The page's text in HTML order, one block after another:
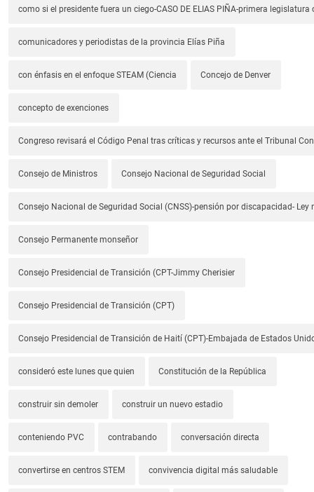
como si el presidente fuera un ciego-CASO DE ELIAS PIÑA-primera legislatura
comunicadores y periodistas de la provincia Elías Piña
con énfasis en el enfoque STEAM (Ciencia Concejo de Denver
concepto de exenciones
Congreso revisará el Código Penal tras críticas y recursos ante el Tribunal
Consejo de Ministros Consejo Nacional de Seguridad Social
Consejo Nacional de Seguridad Social (CNSS)-pensión por discapacidad- Ley
Consejo Permanente monseñor
Consejo Presidencial de Transición (CPT-Jimmy Cherisier
Consejo Presidencial de Transición (CPT)
Consejo Presidencial de Transición de Haití (CPT)-Embajada de Estados
consideró este lunes que quien Constitución de la República
construir sin demoler construir un nuevo estadio
conteniendo PVC contrabando conversación directa
convertirse en centros STEM convivencia digital más saludable